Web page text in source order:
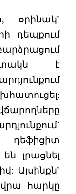
օրինակ`
դեպքում
է
դեֆիցիտ
լրացնել
Այսինքն`
վրա հարկը